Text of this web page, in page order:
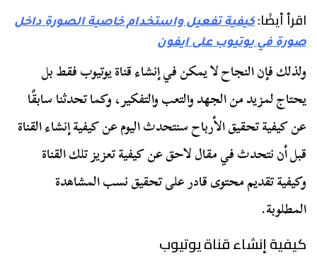
اقرأ أيضًا:كيفية تفعيل واستخدام خاصية الصورة داخل
صورة في يوتيوب على ايفون
ولذلك فإن النجاح لا يمكن في إنشاء قناة يوتيوب فقط بل
يحتاج لمزيد من الجهد والتعب والتفكير، وكما تحدثنا سابقًا
عن كيفية تحقيق الأرباح سنتحدث اليوم عن كيفية إنشاء القناة
قبل أن نتحدث في مقال لاحق عن كيفية تعزيز تلك القناة
وكيفية تقديم محتوى قادر على تحقيق نسب المشاهدة
المطلوبة.
كيفية إنشاء قناة يوتيوب